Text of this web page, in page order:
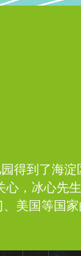
得到了海
，冰心先
美国等国